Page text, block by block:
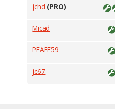
jchd (PRO)
Micad
PFAFF59
jc67